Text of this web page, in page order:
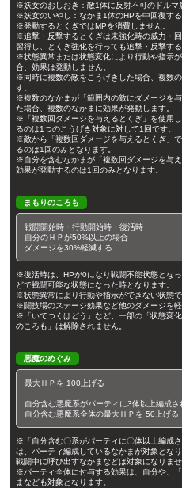
※妖女のおしおき：敵1体に反射不可のドルマ
※妖女のいやし：なかま1体のHPを中回復する
※発動するとくぎではMPを消費しません。
※追撃・反撃するとくぎは未強化時の威力・
習得し、とくぎ強化を行っても追撃・反撃す
※状態異常または状態変化により行動や指示
合、効果は発動しません。
※同時に複数の敵をこうげきした場合、複数
す。
※複数のなかまが「範囲内の敵にダメージを
た場合、複数のなかまに効果が発動します。
※「複数回ダメージを与えるとくぎ」を使用
るのは1つのこうげき対象に対して1回です。
※敵から「複数回ダメージを与えるとくぎ」
るのは1回のみとなります。
※自分を含むなかまが「複数回ダメージを与
効果が発動するのは1回のみとなります。
まもりのころも
戦闘開始時・行動開始時・復活時
自分のＨＰが50%以上の場合
ダメージを30%軽減する
※復活時は、HPが0になり戦闘不能状態とな
どで戦闘可能な状態になった時となります。
※状態異常により行動や指示ができない状態で
※闘技場のステージ効果など他のダメージを軽
※「いてつくはどう」など、一部の「状態変
のころも」は解除されません。
悪魔のめぐみ
最大ＨＰを 100上げる
自分含む悪魔系がパーティに3体以上編成さ
自分含む悪魔系全体の最大ＨＰを 50上げる
※「自分含む〇系がパーティに〇体以上編成
は、パーティ編成しているなかまが対象とな
戦闘中に呼び出すなかまなどは対象になりませ
※パーティ全体に付与する効果は、自分や、
まなども対象となります。